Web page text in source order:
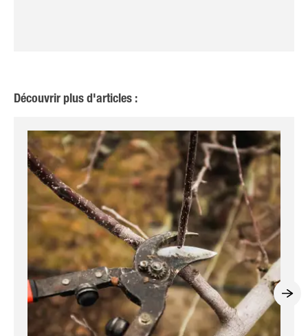
Découvrir plus d'articles :